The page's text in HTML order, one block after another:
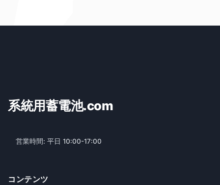
系統用蓄電池.com
営業時間: 平日 10:00-17:00
コンテンツ